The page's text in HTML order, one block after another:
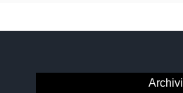
Archivi